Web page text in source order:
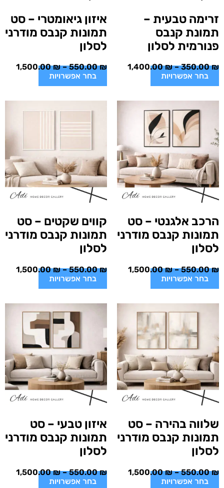
זרימה טבעית –
תמונת קנבס
פנורמית לסלון
350.00₪
–
1,400.00₪
בחר אפשרויות
איזון גיאומטרי – סט
תמונות קנבס מודרני
לסלון
550.00₪
–
1,500.00₪
בחר אפשרויות
הרכב אלגנטי – סט
תמונות קנבס מודרני
לסלון
550.00₪
–
1,500.00₪
בחר אפשרויות
קווים שקטים – סט
תמונות קנבס מודרני
לסלון
550.00₪
–
1,500.00₪
בחר אפשרויות
שלווה בהירה – סט
תמונות קנבס מודרני
לסלון
550.00₪
–
1,500.00₪
בחר אפשרויות
איזון טבעי – סט
תמונות קנבס מודרני
לסלון
550.00₪
–
1,500.00₪
בחר אפשרויות